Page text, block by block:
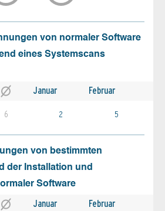
von normaler Software
eines Systemscans
Januar Februar
6 2 5
von bestimmten
der Installation und
Software
Januar Februar